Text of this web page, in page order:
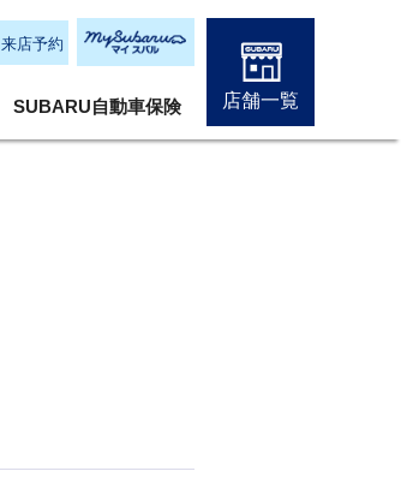
来店予約
SUBARU自動車保険 店舗一覧